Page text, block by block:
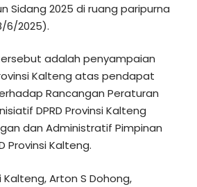
Sidang 2025 di ruang paripurna
6/2025).
adalah penyampaian
Kalteng atas pendapat
Rancangan Peraturan
DPRD Provinsi Kalteng
dan Administratif Pimpinan
Provinsi Kalteng.
Kalteng, Arton S Dohong,